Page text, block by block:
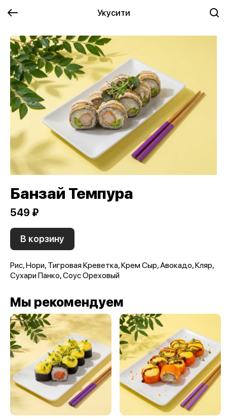
Укусити
Банзай Темпура
549 ₽
В корзину
Рис, Нори, Тигровая Креветка, Крем Сыр, Авокадо, Кляр,
Сухари Панко, Соус Ореховый
Мы рекомендуем